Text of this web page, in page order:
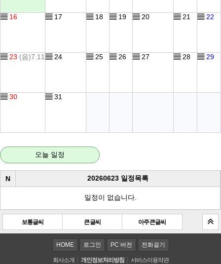
▤ 16 ▤ 17 ▤ 18 ▤ 19 ▤ 20 ▤ 21 ▤ 22
▤ 23 (음)7.11 ▤ 24 ▤ 25 ▤ 26 ▤ 27 ▤ 28 ▤ 29
▤ 30 ▤ 31
오늘 일정
N 20260623 일정목록
일정이 없습니다.
보통글씨 큰 글씨 아주 큰 글씨
HOME 로그인 PC 버전 전화걸기
회사소개 개인정보처리방침 서비스이용약관